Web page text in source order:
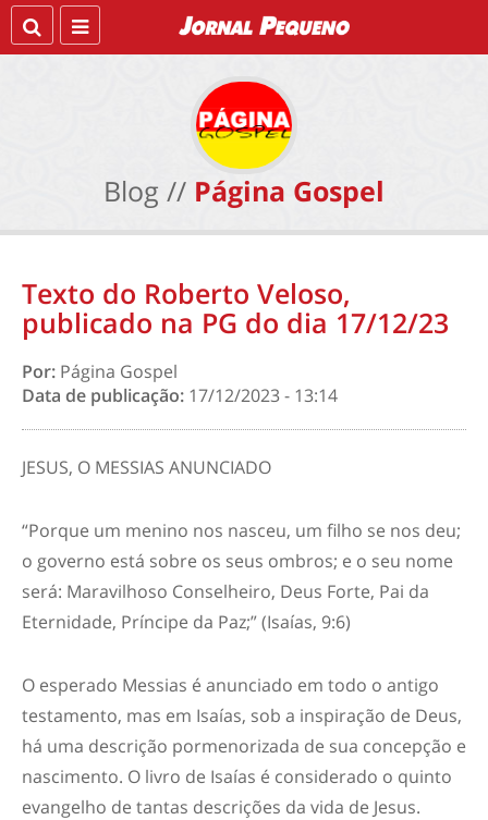
Blog // Página Gospel
Texto do Roberto Veloso,
publicado na PG do dia 17/12/23
Por: Página Gospel
Data de publicação: 17/12/2023 - 13:14
JESUS, O MESSIAS ANUNCIADO
“Porque um menino nos nasceu, um filho se nos deu;
o governo está sobre os seus ombros; e o seu nome
será: Maravilhoso Conselheiro, Deus Forte, Pai da
Eternidade, Príncipe da Paz;” (Isaías, 9:6)
O esperado Messias é anunciado em todo o antigo
testamento, mas em Isaías, sob a inspiração de Deus,
há uma descrição pormenorizada de sua concepção e
nascimento. O livro de Isaías é considerado o quinto
evangelho de tantas descrições da vida de Jesus.